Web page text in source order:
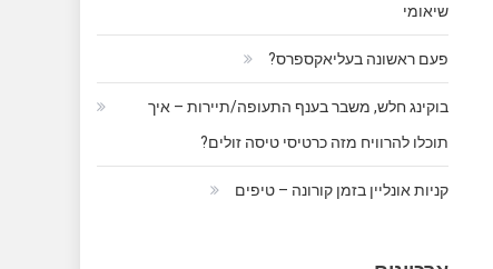
שיאומי
פעם ראשונה בעליאקספרס?
בוקינג חלש, משבר בענף התעופה/תיירות – איך
תוכלו להרוויח מזה כרטיסי טיסה זולים?
קניות אונליין בזמן קורונה – טיפים